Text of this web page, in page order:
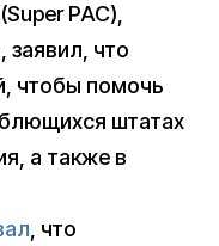
PAC),
что
чтобы помочь
штатах
а также в
, что